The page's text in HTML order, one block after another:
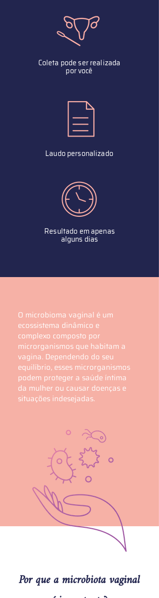
Coleta pode ser realizada
por você
Laudo personalizado
Resultado em apenas
alguns dias
O microbioma vaginal é um
ecossistema dinâmico e
complexo composto por
microrganismos que habitam a
vagina. Dependendo do seu
equilíbrio, esses microrganismos
podem proteger a saúde íntima
da mulher ou causar doenças e
situações indesejadas.
Por que a microbiota vaginal